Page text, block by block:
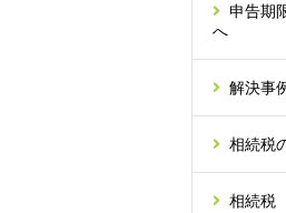
申告期
へ
解決事
相続税
相続税